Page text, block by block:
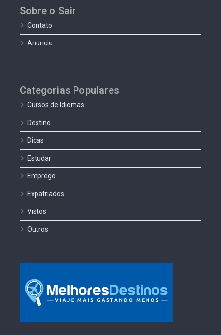
Sobre o Sair
Contato
Anuncie
Categorias Populares
Cursos de Idiomas
Destino
Dicas
Estudar
Emprego
Expatriados
Vistos
Outros